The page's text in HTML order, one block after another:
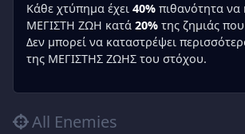
Κάθε χτύπημα έχει 40% πιθανότητα να
ΜΕΓΙΣΤΗ ΖΩΗ κατά 20% της ζημιάς
Δεν μπορεί να καταστρέψει
της ΜΕΓΙΣΤΗΣ ΖΩΗΣ του στόχου.
All Enemies